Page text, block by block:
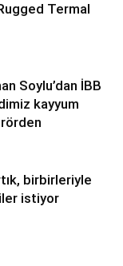
Termal
Soylu’dan İBB
kayyum
birbirleriyle
istiyor